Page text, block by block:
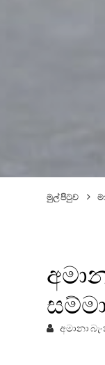
මුල් පිටුව
අමානා